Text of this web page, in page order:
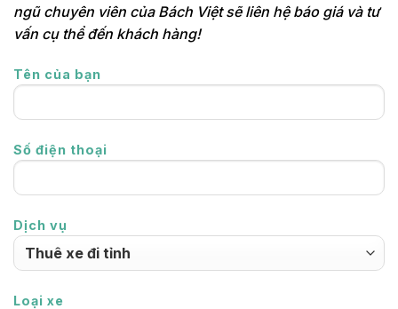
ngũ chuyên viên của Bách Việt sẽ liên hệ báo giá và tư
vấn cụ thể đến khách hàng!
Tên của bạn
Số điện thoại
Dịch vụ
Loại xe